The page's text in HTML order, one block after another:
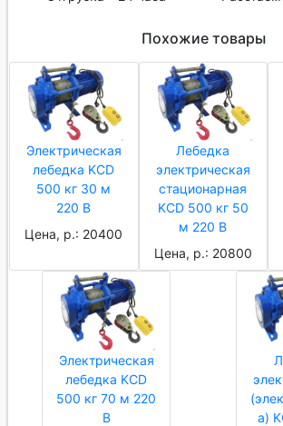
Похожие товары
Электрическая
лебедка KCD
500 кг 30 м
220 В
Цена, р.: 20400
Лебедка
электрическая
стационарная
KCD 500 кг 50
м 220 В
Цена, р.: 20800
Электрическая
лебедка KCD
500 кг 70 м 220
В
а)